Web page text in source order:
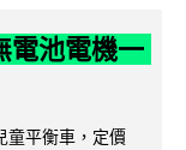
電池電機一
平衡車，定價